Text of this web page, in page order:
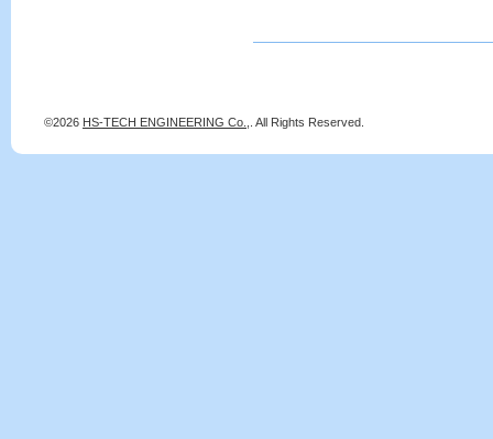
©2026 HS-TECH ENGINEERING Co., . All Rights Reserved.